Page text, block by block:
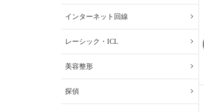
インターネット回線
レーシック・ICL
美容整形
探偵